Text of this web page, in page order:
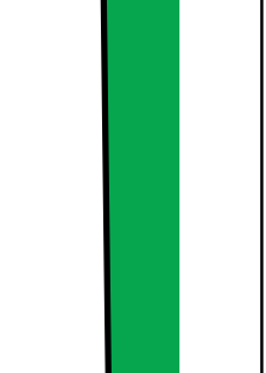
aluminium Armaturet har en
stilfuld accent dit hjem ved
Læs mere om produktet